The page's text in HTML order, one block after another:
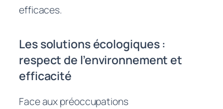
efficaces.
Les solutions écologiques :
respect de l’environnement et
efficacité
Face aux préoccupations